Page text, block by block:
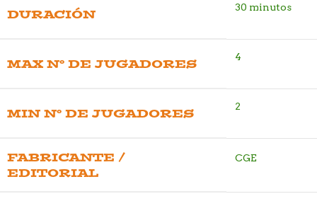
DURACIÓN 30 minutos
MAX Nº DE JUGADORES 4
MIN Nº DE JUGADORES 2
FABRICANTE /
EDITORIAL
CGE